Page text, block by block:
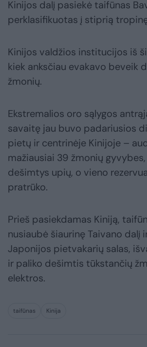
Kinijos dalį pasiekė taifūnas
perklasifikuotas į stiprią
Kinijos valdžios institucijos iš
kiek anksčiau evakavo beveik
žmonių.
Ekstremalios oro sąlygos
savaitę jau buvo padariusios
pietų ir centrinėje Kinijoje –
mažiausiai 39 žmonių
dešimtys upių, o vieno
pratrūko.
Prieš pasiekdamas Kiniją,
nusiaubė šiaurinę Taivano dalį
Japonijos pietvakarių salas,
ir paliko dešimtis tūkstančių
elektros.
taifūnas Kinija